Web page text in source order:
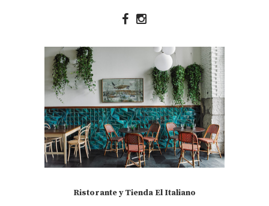
Ristorante y Tienda El Italiano